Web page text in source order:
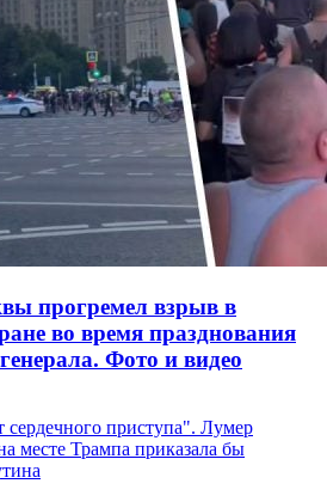
прогремел взрыв в
во время празднования
Фото и видео